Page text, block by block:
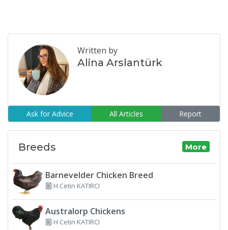
Written by
Alina Arslantürk
Ask for Advice All Articles Report
Breeds More
Barnevelder Chicken Breed
H Cetin KATIRCI
Australorp Chickens
H Cetin KATIRCI